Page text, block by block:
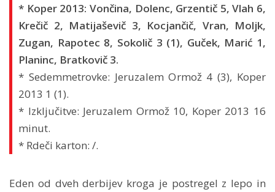
* Koper 2013: Vončina, Dolenc, Grzentič 5, Vlah 6,
Krečič 2, Matijaševič 3, Kocjančič, Vran, Moljk,
Zugan, Rapotec 8, Sokolič 3 (1), Guček, Marić 1,
Planinc, Bratkovič 3.
* Sedemmetrovke: Jeruzalem Ormož 4 (3), Koper
2013 1 (1).
* Izključitve: Jeruzalem Ormož 10, Koper 2013 16
minut.
* Rdeči karton: /.
Eden od dveh derbijev kroga je postregel z lepo in